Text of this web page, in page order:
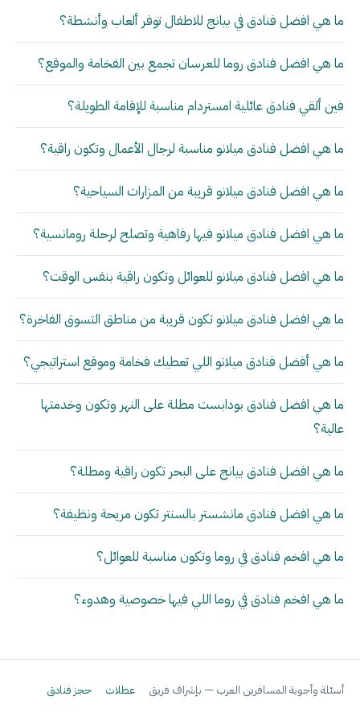
ما هي افضل فنادق في بيانج للاطفال توفر ألعاب وأنشطة؟
ما هي افضل فنادق روما للعرسان تجمع بين الفخامة والموقع؟
فين ألقي فنادق عائلية امستردام مناسبة للإقامة الطويلة؟
ما هي افضل فنادق ميلانو مناسبة لرجال الأعمال وتكون راقية؟
ما هي افضل فنادق ميلانو قريبة من المزارات السياحية؟
ما هي افضل فنادق ميلانو فيها رفاهية وتصلح لرحلة رومانسية؟
ما هي افضل فنادق ميلانو للعوائل وتكون راقية بنفس الوقت؟
ما هي افضل فنادق ميلانو تكون قريبة من مناطق التسوق الفاخرة؟
ما هي أفضل فنادق ميلانو اللي تعطيك فخامة وموقع استراتيجي؟
ما هي افضل فنادق بودابست مطلة على النهر وتكون وخدمتها
عالية؟
ما هي افضل فنادق بيانج على البحر تكون راقية ومطلة؟
ما هي افضل فنادق مانشستر بالسنتر تكون مريحة ونظيفة؟
ما هي افخم فنادق في روما وتكون مناسبة للعوائل؟
ما هي افخم فنادق في روما اللي فيها خصوصية وهدوء؟
أسئلة وأجوبة المسافرين العرب — بإشراف فريق عطلات حجز فنادق